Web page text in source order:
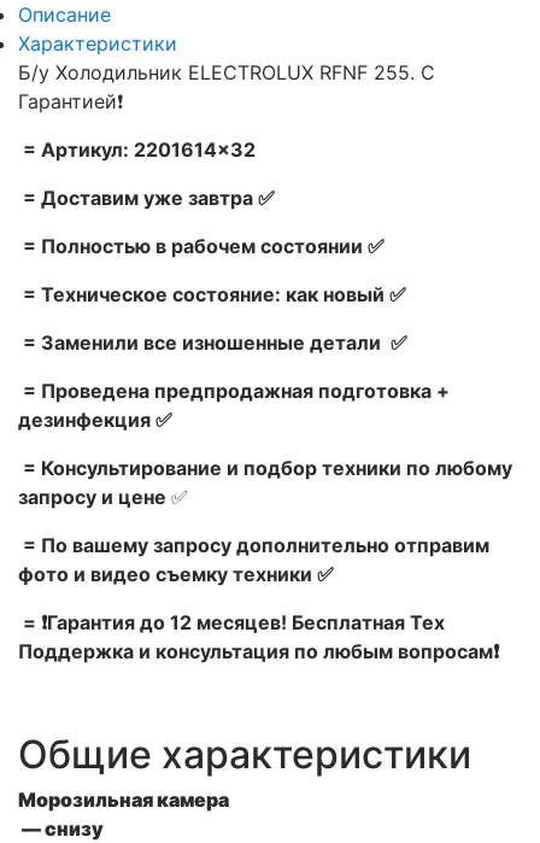
Описание
Характеристики
Б/у Холодильник ELECTROLUX RFNF 255. С
Гарантией❗
= Артикул: 2201614×32
= Доставим уже завтра ✅
= Полностью в рабочем состоянии ✅
= Техническое состояние: как новый ✅
= Заменили все изношенные детали ✅
= Проведена предпродажная подготовка +
дезинфекция ✅
= Консультирование и подбор техники по любому
запросу и цене ✅
= По вашему запросу дополнительно отправим
фото и видео съемку техники ✅
= ❗Гарантия до 12 месяцев! Бесплатная Тех
Поддержка и консультация по любым вопросам❗
Общие характеристики
Морозильная камера
— снизу